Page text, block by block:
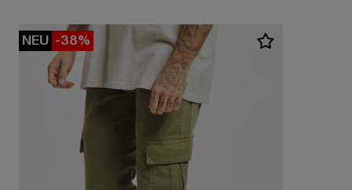
NEU -38%